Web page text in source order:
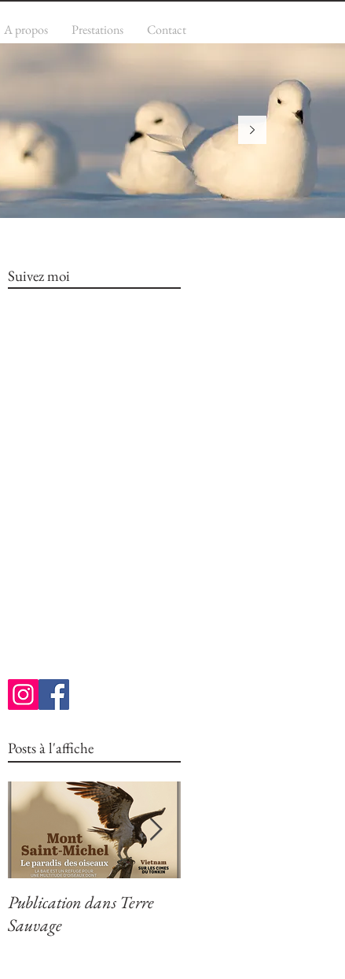
A propos Prestations Contact
Suivez moi
Posts à l'affiche
Publication dans Terre
Sauvage